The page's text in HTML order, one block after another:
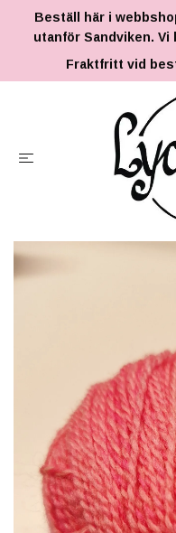
Beställ här i
utanför Sandviken.
Fraktfritt vid